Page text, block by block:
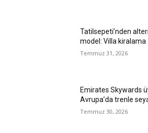
Tatilsepeti’nden
model: Villa kiralama
Temmuz 31, 2026
Emirates Skywards
Avrupa’da trenle
Temmuz 30, 2026